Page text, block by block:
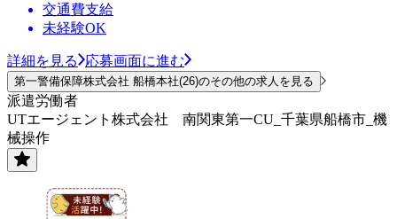
交通費支給
未経験OK
詳細を見る 応募画面に進む
第一警備保障株式会社 船橋本社(26)のその他の求人を見る
派遣労働者
UTエージェント株式会社 南関東第一CU_千葉県船橋市_機
械操作